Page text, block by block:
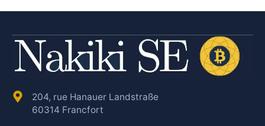
204, rue Hanauer Landstraße
60314 Francfort